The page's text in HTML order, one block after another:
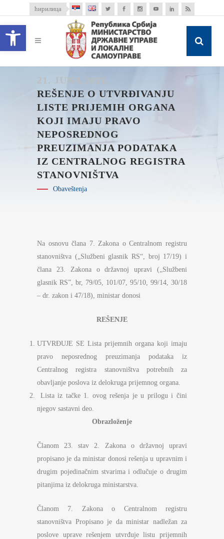
Open toolbar
ћирилица
21. JUNA 2021.
REŠENJE O UTVRĐIVANJU
LISTE PRIJEMIH ORGANA
KOJI IMAJU PRAVO
NEPOSREDNOG
PREUZIMANJA PODATAKA
IZ CENTRALNOG REGISTRA
STANOVNIŠTVA
Obaveštenja
Na osnovu člana 7. Zakona o Centralnom registru
stanovništva („Službeni glasnik RS“, broj 17/19) i
člana 23. Zakona o državnoj upravi („Službeni
glasnik RS”, br, 79/05, 101/07, 95/10, 99/14, 30/18
– dr. zakon i 47/18), ministar donosi
REŠENJE
UTVRĐUJE SE Lista prijemnih organa koji imaju
pravo neposrednog preuzimanja podataka iz
Centralnog registra stanovništva potrebnih za
obavljanje poslova iz delokruga prijemnog organa.
Lista iz tačke 1. ovog rešenja je u prilogu i čini
njegov sastavni deo.
Obrazloženje
Članom 23. stav 2. Zakona o državnoj upravi
propisano je da ministar donosi rešenja u upravnim i
drugim pojedinačnim stvarima i odlučuje o drugim
pitanjima iz delokruga ministarstva.
Članom 7. Zakona o Centralnom registru
stanovništva Propisano je da ministar nadležan za
poslove uprave rešenjem utvrđuje listu prijemnih